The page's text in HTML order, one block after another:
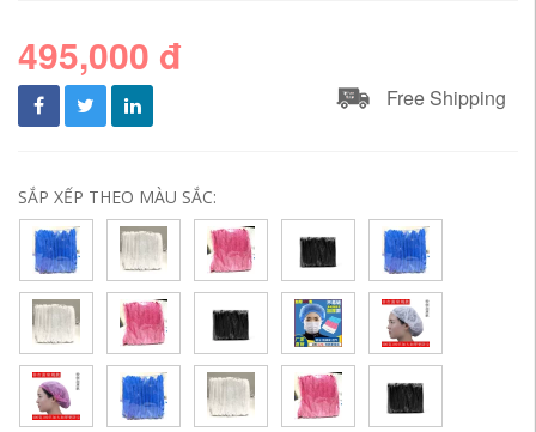
495,000 đ
Free Shipping
SẮP XẾP THEO MÀU SẮC: